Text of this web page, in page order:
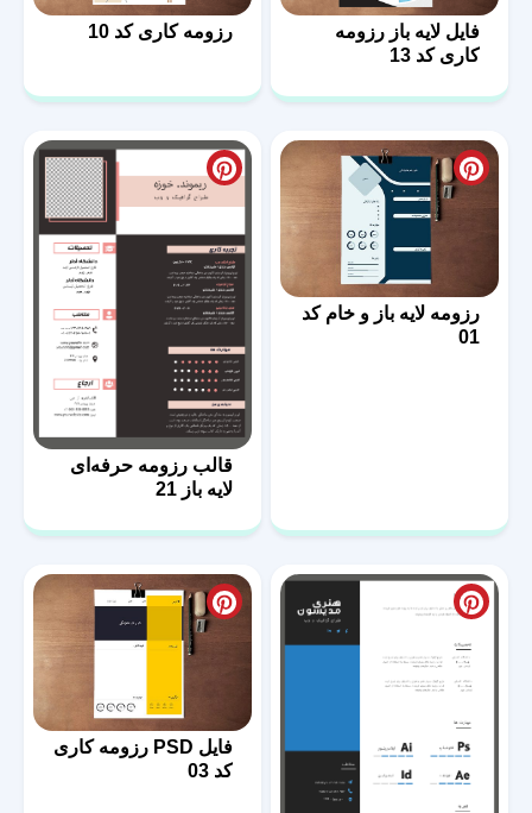
فایل لایه باز رزومه
کاری کد 13
رزومه کاری کد 10
رزومه لایه باز و خام کد
01
قالب رزومه حرفه‌ای
لایه باز 21
فایل PSD رزومه کاری
کد 03